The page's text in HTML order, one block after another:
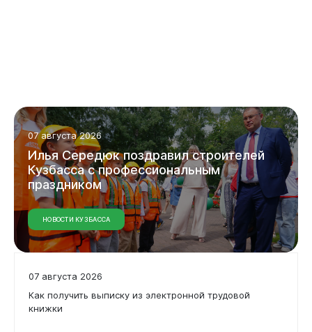
07 августа 2026
Илья Середюк поздравил строителей
Кузбасса с профессиональным
праздником
НОВОСТИ КУЗБАССА
07 августа 2026
Как получить выписку из электронной трудовой
книжки